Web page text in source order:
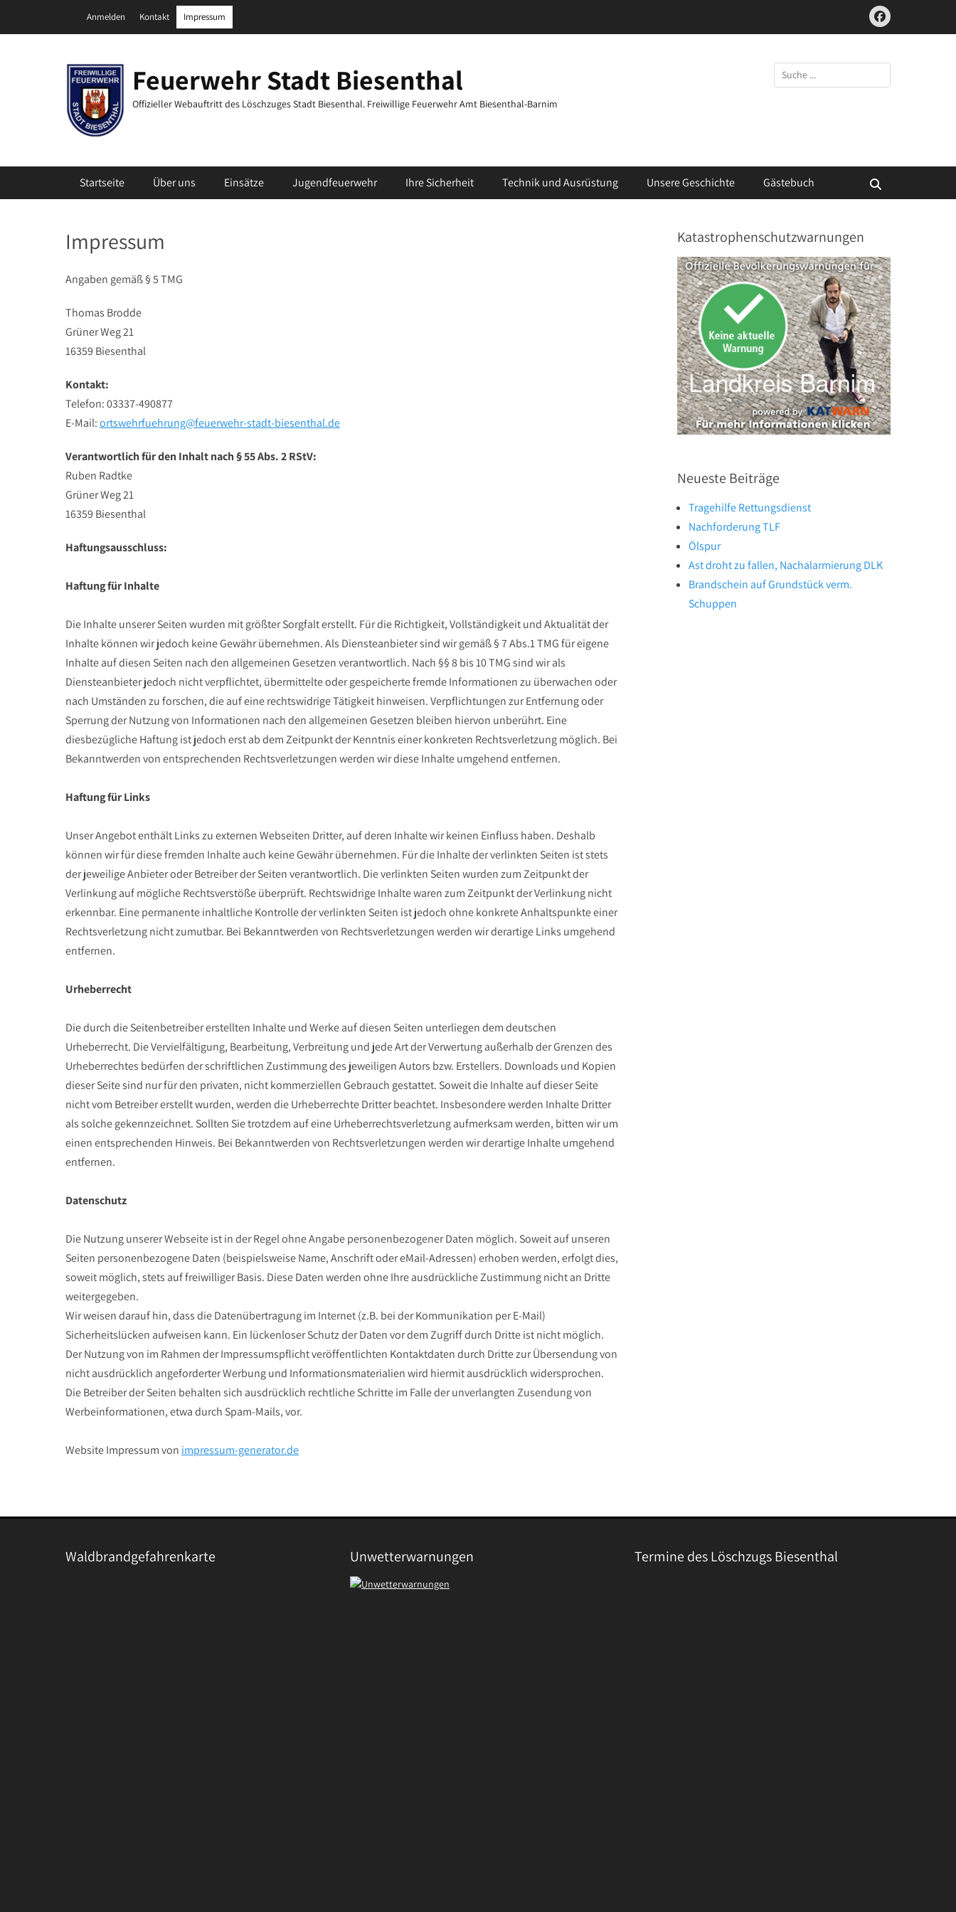
Header Top Menu
Anmelden Kontakt Impressum Facebook
Feuerwehr Stadt Biesenthal
Offizieller Webauftritt des Löschzuges Stadt Biesenthal. Freiwillige Feuerwehr Amt Biesenthal-Barnim
Suchen
nach:
Primäres Menü
Startseite Über uns Einsätze Jugendfeuerwehr Ihre Sicherheit Technik und Ausrüstung Unsere Geschichte Gästebuch
Impressum
Angaben gemäß § 5 TMG
Thomas Brodde
Grüner Weg 21
16359 Biesenthal
Kontakt:
Telefon: 03337-490877
E-Mail:ortswehrfuehrung@feuerwehr-stadt-biesenthal.de
Verantwortlich für den Inhalt nach § 55 Abs. 2 RStV:
Ruben Radtke
Grüner Weg 21
16359 Biesenthal
Haftungsausschluss:
Haftung für Inhalte
Die Inhalte unserer Seiten wurden mit größter Sorgfalt erstellt. Für die Richtigkeit, Vollständigkeit und Aktualität der
Inhalte können wir jedoch keine Gewähr übernehmen. Als Diensteanbieter sind wir gemäß § 7 Abs.1 TMG für eigene
Inhalte auf diesen Seiten nach den allgemeinen Gesetzen verantwortlich. Nach §§ 8 bis 10 TMG sind wir als
Diensteanbieter jedoch nicht verpflichtet, übermittelte oder gespeicherte fremde Informationen zu überwachen oder
nach Umständen zu forschen, die auf eine rechtswidrige Tätigkeit hinweisen. Verpflichtungen zur Entfernung oder
Sperrung der Nutzung von Informationen nach den allgemeinen Gesetzen bleiben hiervon unberührt. Eine
diesbezügliche Haftung ist jedoch erst ab dem Zeitpunkt der Kenntnis einer konkreten Rechtsverletzung möglich. Bei
Bekanntwerden von entsprechenden Rechtsverletzungen werden wir diese Inhalte umgehend entfernen.
Haftung für Links
Unser Angebot enthält Links zu externen Webseiten Dritter, auf deren Inhalte wir keinen Einfluss haben. Deshalb
können wir für diese fremden Inhalte auch keine Gewähr übernehmen. Für die Inhalte der verlinkten Seiten ist stets
der jeweilige Anbieter oder Betreiber der Seiten verantwortlich. Die verlinkten Seiten wurden zum Zeitpunkt der
Verlinkung auf mögliche Rechtsverstöße überprüft. Rechtswidrige Inhalte waren zum Zeitpunkt der Verlinkung nicht
erkennbar. Eine permanente inhaltliche Kontrolle der verlinkten Seiten ist jedoch ohne konkrete Anhaltspunkte einer
Rechtsverletzung nicht zumutbar. Bei Bekanntwerden von Rechtsverletzungen werden wir derartige Links umgehend
entfernen.
Urheberrecht
Die durch die Seitenbetreiber erstellten Inhalte und Werke auf diesen Seiten unterliegen dem deutschen
Urheberrecht. Die Vervielfältigung, Bearbeitung, Verbreitung und jede Art der Verwertung außerhalb der Grenzen des
Urheberrechtes bedürfen der schriftlichen Zustimmung des jeweiligen Autors bzw. Erstellers. Downloads und Kopien
dieser Seite sind nur für den privaten, nicht kommerziellen Gebrauch gestattet. Soweit die Inhalte auf dieser Seite
nicht vom Betreiber erstellt wurden, werden die Urheberrechte Dritter beachtet. Insbesondere werden Inhalte Dritter
als solche gekennzeichnet. Sollten Sie trotzdem auf eine Urheberrechtsverletzung aufmerksam werden, bitten wir um
einen entsprechenden Hinweis. Bei Bekanntwerden von Rechtsverletzungen werden wir derartige Inhalte umgehend
entfernen.
Datenschutz
Die Nutzung unserer Webseite ist in der Regel ohne Angabe personenbezogener Daten möglich. Soweit auf unseren
Seiten personenbezogene Daten (beispielsweise Name, Anschrift oder eMail-Adressen) erhoben werden, erfolgt dies,
soweit möglich, stets auf freiwilliger Basis. Diese Daten werden ohne Ihre ausdrückliche Zustimmung nicht an Dritte
weitergegeben.
Wir weisen darauf hin, dass die Datenübertragung im Internet (z.B. bei der Kommunikation per E-Mail)
Sicherheitslücken aufweisen kann. Ein lückenloser Schutz der Daten vor dem Zugriff durch Dritte ist nicht möglich.
Der Nutzung von im Rahmen der Impressumspflicht veröffentlichten Kontaktdaten durch Dritte zur Übersendung von
nicht ausdrücklich angeforderter Werbung und Informationsmaterialien wird hiermit ausdrücklich widersprochen.
Die Betreiber der Seiten behalten sich ausdrücklich rechtliche Schritte im Falle der unverlangten Zusendung von
Werbeinformationen, etwa durch Spam-Mails, vor.
Website Impressum von impressum-generator.de
Katastrophenschutzwarnungen
Neueste Beiträge
Tragehilfe Rettungsdienst
Nachforderung TLF
Ölspur
Ast droht zu fallen, Nachalarmierung DLK
Brandschein auf Grundstück verm.
Schuppen
Waldbrandgefahrenkarte Unwetterwarnungen Termine des Löschzugs Biesenthal